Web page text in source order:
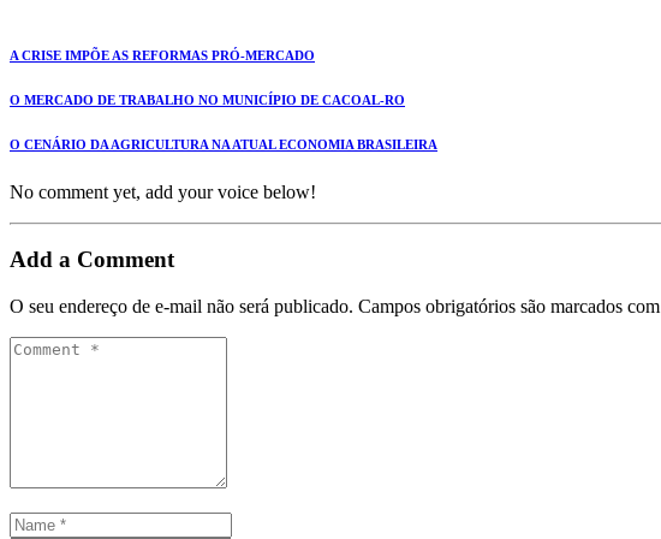
A CRISE IMPÕE AS REFORMAS PRÓ-MERCADO
O MERCADO DE TRABALHO NO MUNICÍPIO DE CACOAL-RO
O CENÁRIO DA AGRICULTURA NA ATUAL ECONOMIA BRASILEIRA
No comment yet, add your voice below!
Add a Comment
O seu endereço de e-mail não será publicado. Campos obrigatórios são marcados com
Comment
Name